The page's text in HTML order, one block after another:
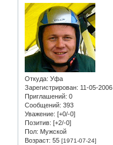
Откуда: Уфа
Зарегистрирован: 11-05-2006
Приглашений: 0
Сообщений: 393
Уважение: [+0/-0]
Позитив: [+2/-0]
Пол: Мужской
Возраст: 55 [1971-07-24]